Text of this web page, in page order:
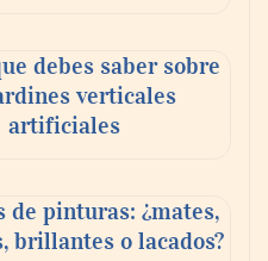
para la
40 horas? Guía
debes saber sobre
verticales
artificiales
de pinturas: ¿mates,
brillantes o lacados?